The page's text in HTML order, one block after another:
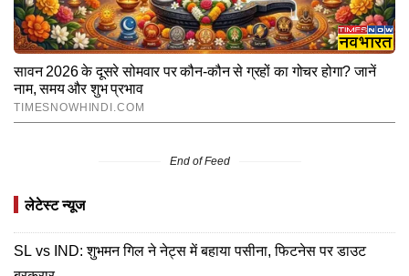
End of Feed
लेटेस्ट न्यूज
SL vs IND: शुभमन गिल ने नेट्स में बहाया पसीना, फिटनेस पर डाउट